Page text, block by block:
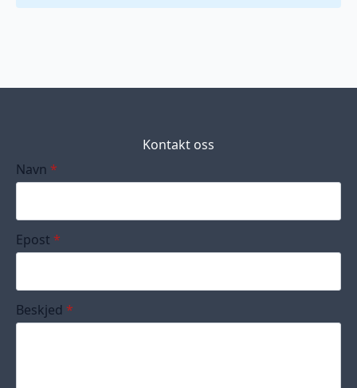
Kontakt oss
Navn *
Epost *
Beskjed *